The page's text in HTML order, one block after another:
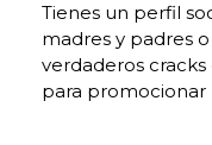
Tienes un perfil
madres y padres
verdaderos
para promocionar